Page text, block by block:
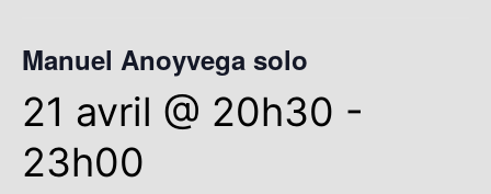
Manuel Anoyvega solo
21 avril @ 20h30 -
23h00